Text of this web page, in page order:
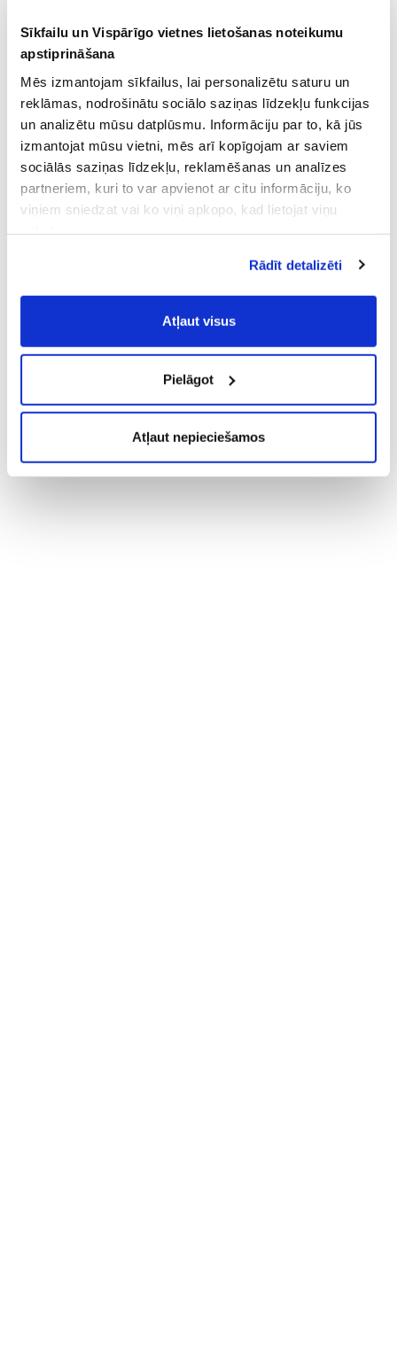
Sīkfailu un Vispārīgo vietnes lietošanas noteikumu
apstiprināšana
Mēs izmantojam sīkfailus, lai personalizētu saturu un
reklāmas, nodrošinātu sociālo saziņas līdzekļu funkcijas
un analizētu mūsu datplūsmu. Informāciju par to, kā jūs
izmantojat mūsu vietni, mēs arī kopīgojam ar saviem
sociālās saziņas līdzekļu, reklamēšanas un analīzes
partneriem, kuri to var apvienot ar citu informāciju, ko
viņiem sniedzat vai ko viņi apkopo, kad lietojat viņu
Vispārīgiem vietnes lietošanas
noteikumiem(saīsināti - VVLN).
Rādīt detalizēti
Atļaut visus
Pielāgot
Atļaut nepieciešamos